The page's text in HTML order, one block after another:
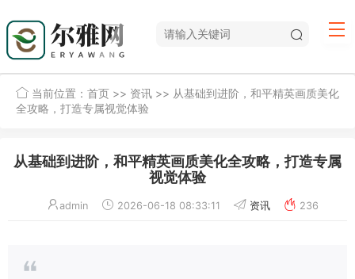
当前位置： 首页 >> 资讯 >> 从基础到进阶，和平精英画质美化
全攻略，打造专属视觉体验
从基础到进阶，和平精英画质美化全攻略，打造专属
视觉体验
admin 2026-06-18 08:33:11 资讯 236